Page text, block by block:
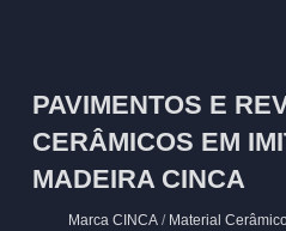
PAVIMENTOS E
CERÂMICOS EM
MADEIRA CINCA
Marca CINCA / Material